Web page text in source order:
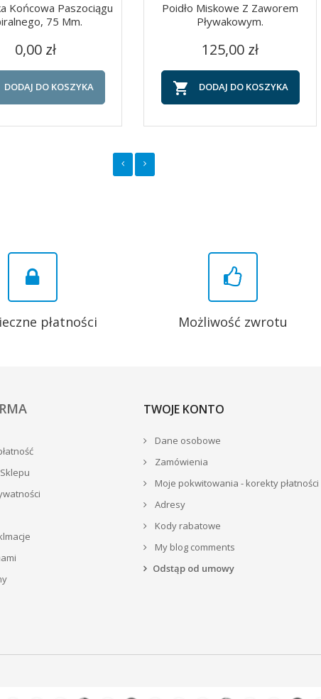
Szybki podgląd
Końcowa Paszociągu
75 Mm.
Cena
0,00 zł
DODAJ DO KOSZYKA
Szybki podgląd
Poidło Miskowe Z Zaworem
Pływakowym.
Cena
125,00 zł
 DODAJ DO KOSZYKA
płatności Możliwość zwrotu
TWOJE KONTO
Dane osobowe
Zamówienia
Moje pokwitowania - korekty płatności
Adresy
Kody rabatowe
My blog comments
Odstąp od umowy